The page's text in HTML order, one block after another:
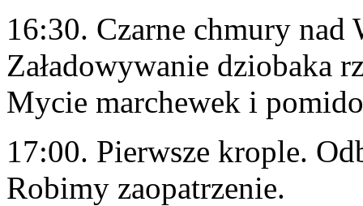
16:30. Czarne chmury
Załadowywanie dziobaka
Mycie marchewek i
17:00. Pierwsze krople.
Robimy zaopatrzenie.